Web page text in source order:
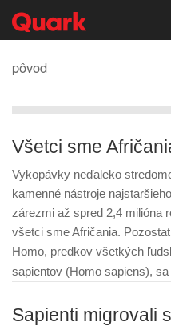
pôvod
Všetci sme
Vykopávky neďaleko
kamenné nástroje
zárezmi až spred 2,4 milióna
všetci sme Afričania.
Homo, predkov všetkých
sapientov (Homo sapiens),
Sapienti migrovali